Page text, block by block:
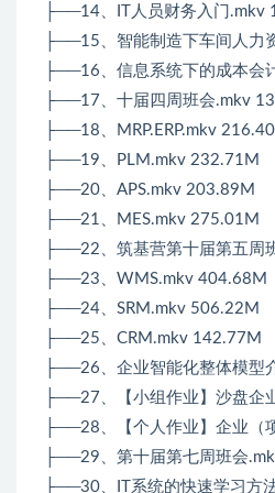
├──14、IT人员财务入门.mkv
├──15、智能制造下车间人力
├──16、信息系统下的成本会
├──17、十届四周班会.mkv
├──18、MRP.ERP.mkv
├──19、PLM.mkv 232.71M
├──20、APS.mkv 203.89M
├──21、MES.mkv 275.01M
├──22、筑基营第十届第五周
├──23、WMS.mkv 404.68M
├──24、SRM.mkv 506.22M
├──25、CRM.mkv 142.77M
├──26、企业智能化整体模型
├──27、【小组作业】沙盘企
├──28、【个人作业】企业（
├──29、第十届第七周班会
├──30、IT系统的快速学习方